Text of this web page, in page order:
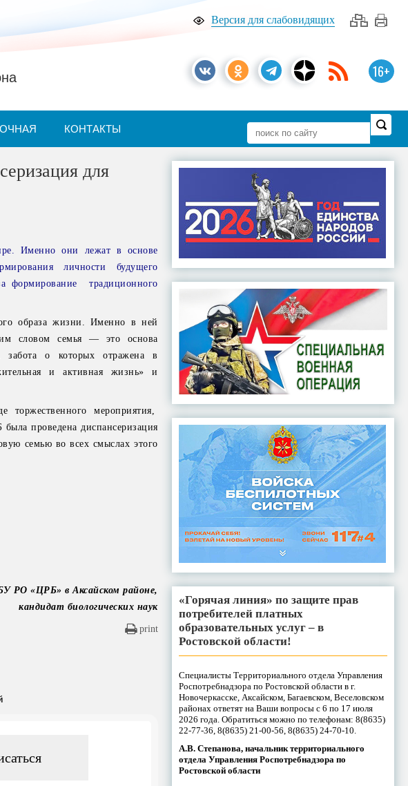
Версия для слабовидящих
16+
КОНТАКТЫ
для
Именно они лежат в основе
личности будущего
формирование традиционного
образа жизни. Именно в ней
словом семья — это основа
забота о которых отражена в
и активная жизнь» и
мероприятия,
проведена диспансеризация
семью во всех смыслах этого
РО «ЦРБ» в Аксайском районе,
кандидат биологических наук
print
«Горячая линия» по защите прав
потребителей платных
образовательных услуг – в
Ростовской области!
Специалисты Территориального отдела Управления
Роспотребнадзора по Ростовской области в г.
Новочеркасске, Аксайском, Багаевском, Веселовском
районах ответят на Ваши вопросы с 6 по 17 июля
2026 года. Обратиться можно по телефонам: 8(8635)
22-77-36, 8(8635) 21-00-56, 8(8635) 24-70-10.
А.В. Степанова, начальник территориального
отдела Управления Роспотребнадзора по
Ростовской области